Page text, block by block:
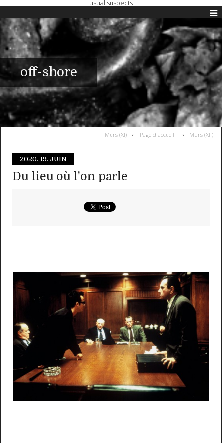
usual suspects
off-shore
Murs (XI) Page d'accueil Murs (XII)
2020. 19. JUIN
Du lieu où l'on parle